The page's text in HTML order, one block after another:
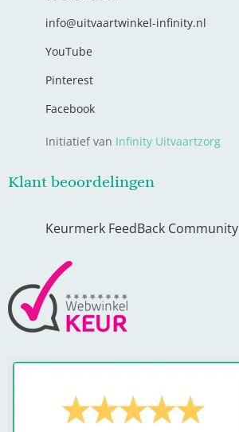
info@uitvaartwinkel-infinity.nl
YouTube
Pinterest
Facebook
Initiatief van Infinity Uitvaartzorg
Klant beoordelingen
Keurmerk FeedBack Community